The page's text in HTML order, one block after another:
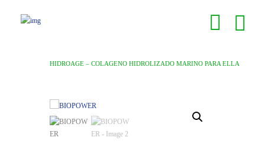
HIDROAGE – COLAGENO HIDROLIZADO MARINO PARA ELLA